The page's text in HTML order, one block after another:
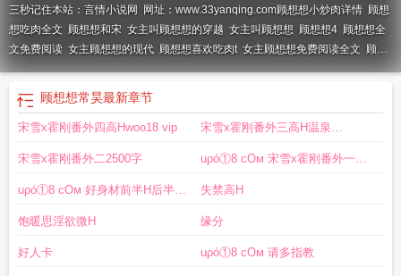
三秒记住本站：言情小说网 网址：www.33yanqing.com顾想想小炒肉详情 顾想
想吃肉全文 顾想想和宋 女主叫顾想想的穿越 女主叫顾想想 顾想想4 顾想想全
文免费阅读 女主顾想想的现代 顾想想喜欢吃肉t 女主顾想想免费阅读全文 顾想
想np女主角叫顾想想的女主顾想想的顾想想全文女主叫顾想想的顾想想常
顾想想爱吃小炒肉 顾想想类似
想想吃肉全文免费阅读
顾想想常昊最新章节
宋雪x霍刚番外四高Hwoo18 vip 宋雪x霍刚番外三高H温泉
PLAY2500
宋雪x霍刚番外二2500字 uρó①8 cOм 宋雪x霍刚番外一
2000
uρó①8 cOм 好身材前半H后半剧
情
失禁高H
饱暖思淫欲微H 缘分
好人卡 uρó①8 cOм 请多指教